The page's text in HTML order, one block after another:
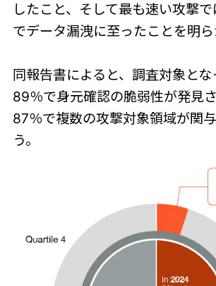
したこと、そして最も速い攻撃
でデータ漏洩に至ったことを明ら
同報告書によると、調査対象と
89％で身元確認の脆弱性が発見
87％で複数の攻撃対象領域が関
う。